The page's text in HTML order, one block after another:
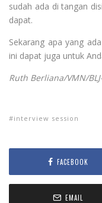
sudah ada di tangan
dapat.
Sekarang apa yang
ini dapat juga untuk
Ruth Berliana/VMN/
interview session
FACEBOOK
EMAIL